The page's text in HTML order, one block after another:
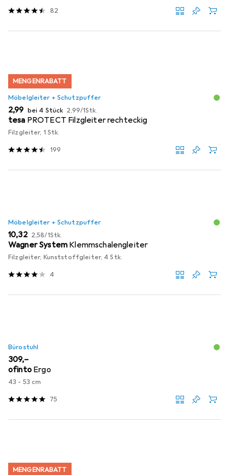
82
MENGENRABATT
Möbelgleiter + Schutzpuffer
EUR
2,99 bei 4 Stück EUR
2,99/1Stk.
tesa PROTECT Filzgleiter rechteckig
Filzgleiter, 1 Stk.
199
Möbelgleiter + Schutzpuffer
EUR
10,32 EUR
2,58/1Stk.
Wagner System Klemmschalengleiter
Filzgleiter, Kunststoffgleiter, 4 Stk.
4
Bürostuhl
EUR
309,–
ofinto Ergo
43 - 53 cm
75
MENGENRABATT